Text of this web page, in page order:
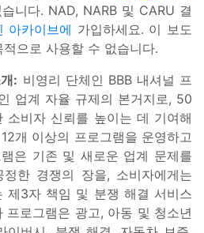
니다. NAD, NARB 및 CARU 결
아카이브에 가입하세요. 이 보도
으로 사용할 수 없습니다.
: 비영리 단체인 BBB 내셔널 프
업계 자율 규제의 본거지로, 50
소비자 신뢰를 높이는 데 기여해
개 이상의 프로그램을 운영하고
은 기존 및 새로운 업계 문제를
한 경쟁의 장을, 소비자에게는
제3자 책임 및 분쟁 해결 서비스
프로그램은 광고, 아동 및 청소년